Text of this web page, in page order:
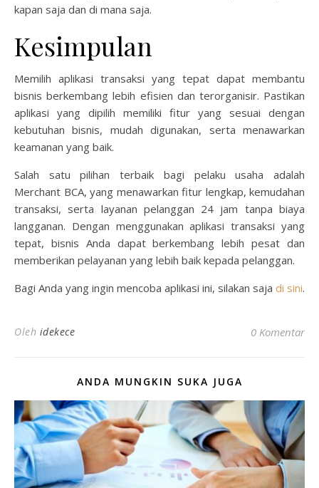
kapan saja dan di mana saja.
Kesimpulan
Memilih aplikasi transaksi yang tepat dapat membantu
bisnis berkembang lebih efisien dan terorganisir. Pastikan
aplikasi yang dipilih memiliki fitur yang sesuai dengan
kebutuhan bisnis, mudah digunakan, serta menawarkan
keamanan yang baik.
Salah satu pilihan terbaik bagi pelaku usaha adalah
Merchant BCA, yang menawarkan fitur lengkap, kemudahan
transaksi, serta layanan pelanggan 24 jam tanpa biaya
langganan. Dengan menggunakan aplikasi transaksi yang
tepat, bisnis Anda dapat berkembang lebih pesat dan
memberikan pelayanan yang lebih baik kepada pelanggan.
Bagi Anda yang ingin mencoba aplikasi ini, silakan saja di sini.
Oleh idekece 0 Komentar
ANDA MUNGKIN SUKA JUGA